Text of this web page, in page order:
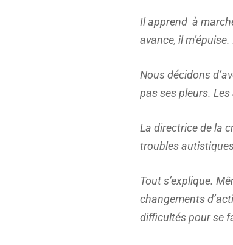
Il apprend à
avance, il
Nous décidons
pas ses pleurs.
La directrice de la
troubles
Tout s’explique.
changements
difficultés pour se